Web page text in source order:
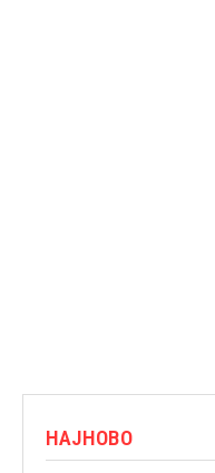
НАЈНОВО